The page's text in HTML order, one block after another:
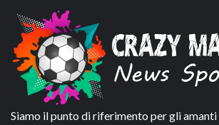
Siamo il punto di riferimento per gli